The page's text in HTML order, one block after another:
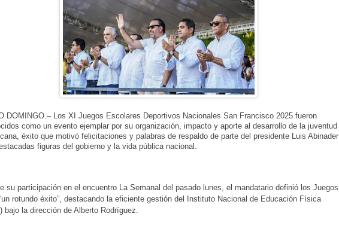
DOMINGO.– Los XI Juegos Escolares Deportivos Nacionales San Francisco 2025 fueron
como un evento ejemplar por su organización, impacto y aporte al desarrollo de la juventud
éxito que motivó felicitaciones y palabras de respaldo de parte del presidente Luis Abinader
figuras del gobierno y la vida pública nacional.
su participación en el encuentro La Semanal del pasado lunes, el mandatario definió los Juegos
rotundo éxito”, destacando la eficiente gestión del Instituto Nacional de Educación Física
bajo la dirección de Alberto Rodríguez.